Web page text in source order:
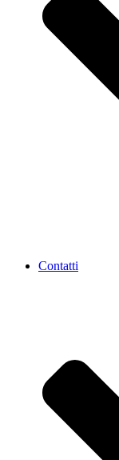
Contatti